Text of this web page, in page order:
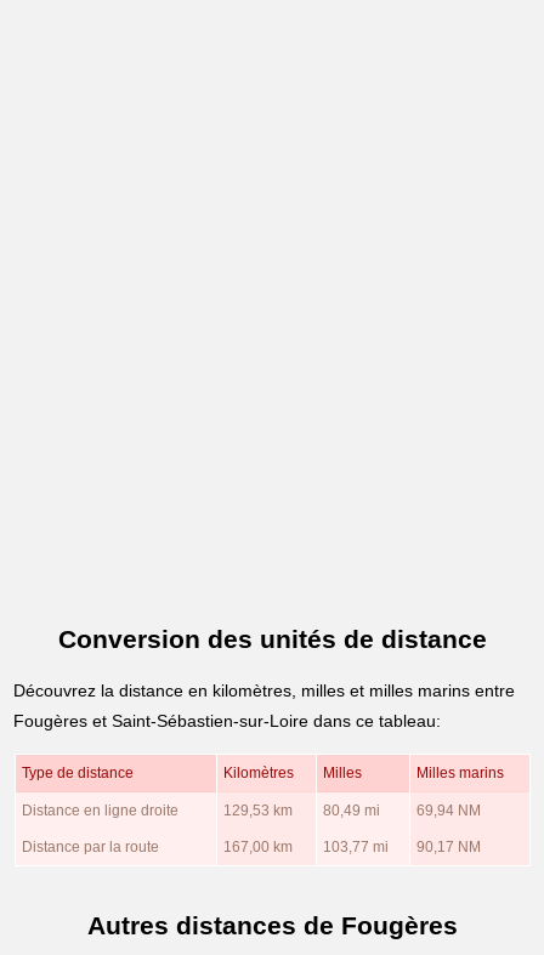
Conversion des unités de distance
Découvrez la distance en kilomètres, milles et milles marins entre
Fougères et Saint-Sébastien-sur-Loire dans ce tableau:
Type de distance Kilomètres Milles Milles marins
Distance en ligne droite 129,53 km 80,49 mi 69,94 NM
Distance par la route 167,00 km 103,77 mi 90,17 NM
Autres distances de Fougères